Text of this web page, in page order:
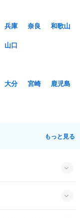
兵庫 奈良
和歌山
山口
大分 宮崎
鹿児島
もっと見る